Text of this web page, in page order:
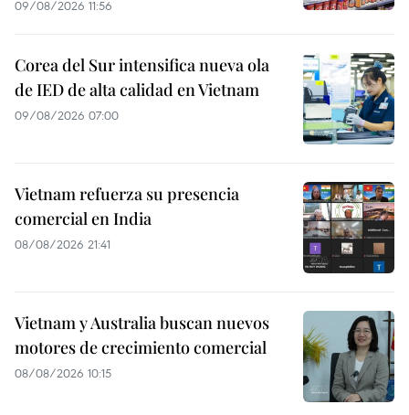
09/08/2026 11:56
Corea del Sur intensifica nueva ola
de IED de alta calidad en Vietnam
09/08/2026 07:00
Vietnam refuerza su presencia
comercial en India
08/08/2026 21:41
Vietnam y Australia buscan nuevos
motores de crecimiento comercial
08/08/2026 10:15